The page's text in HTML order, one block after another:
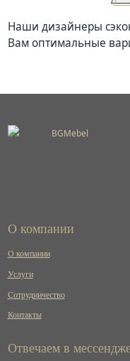
Наши дизайнеры
Вам оптимальные
О компании
О компании
Услуги
Сотрудничество
Контакты
Отвечаем в